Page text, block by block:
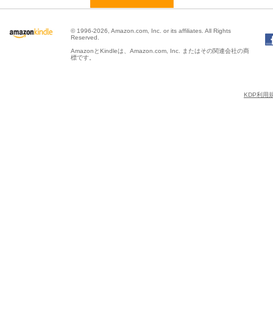
© 1996-2026, Amazon.com, Inc. or its affiliates. All Rights
Reserved.
AmazonとKindleは、Amazon.com, Inc. またはその関連会社の商
標です。
KDP利用